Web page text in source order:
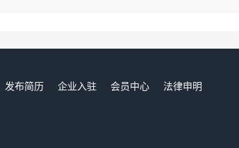
发布简历 企业入驻 会员中心
法律申明